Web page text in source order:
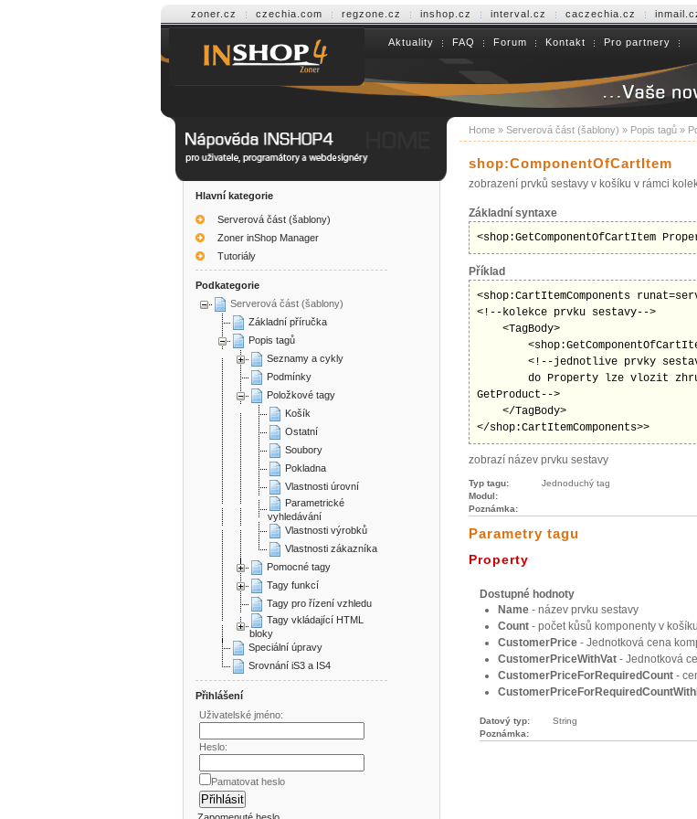
zoner.cz czechia.com regzone.cz inshop.cz interval.cz caczechia.cz
Help INSHOP4 Aktuality FAQ Forum Kontakt Pro partnery
Hlavní kategorie
Serverová část (šablony)
Zoner inShop Manager
Tutoriály
Podkategorie
Serverová část (šablony)
Základní příručka
Popis tagů
Seznamy a cykly
Podmínky
Položkové tagy
Košík
Ostatní
Soubory
Pokladna
Vlastnosti úrovní
Parametrické
vyhledávání
Vlastnosti výrobků
Vlastnosti zákazníka
Pomocné tagy
Tagy funkcí
Tagy pro řízení vzhledu
Tagy vkládající HTML
bloky
Speciální úpravy
Srovnání iS3 a IS4
Přihlášení
Uživatelské jméno:
Heslo:
Pamatovat heslo
Home» Serverová část (šablony) » Popis tagů»
shop:ComponentOfCartItem
zobrazení prvků sestavy v košíku v rámci
Základní syntaxe
<shop:GetComponentOfCartItem
Příklad
<shop:CartItemComponents
<!--kolekce prvku sestavy-->
    <TagBody>
<!--jednotlive prvky
do Property lze vlozit
GetProduct-->
    </TagBody>
</shop:CartItemComponents>>
zobrazí název prvku sestavy
Typ tagu:
Jednoduchý tag
Modul:
Poznámka:
Parametry tagu
Property
Dostupné hodnoty
Name- název prvku sestavy
Count- počet kůsů komponenty v košíku
CustomerPrice- Jednotková cena
CustomerPriceWithVat- Jednotková
CustomerPriceForRequiredCount-
Datový typ:
String
Poznámka: